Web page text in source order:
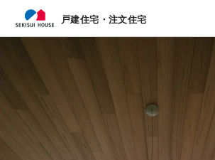
戸建住宅・注文住宅
戸建住宅・注文住宅
はじめての家づくり
建築実例・アイデア
を見つける